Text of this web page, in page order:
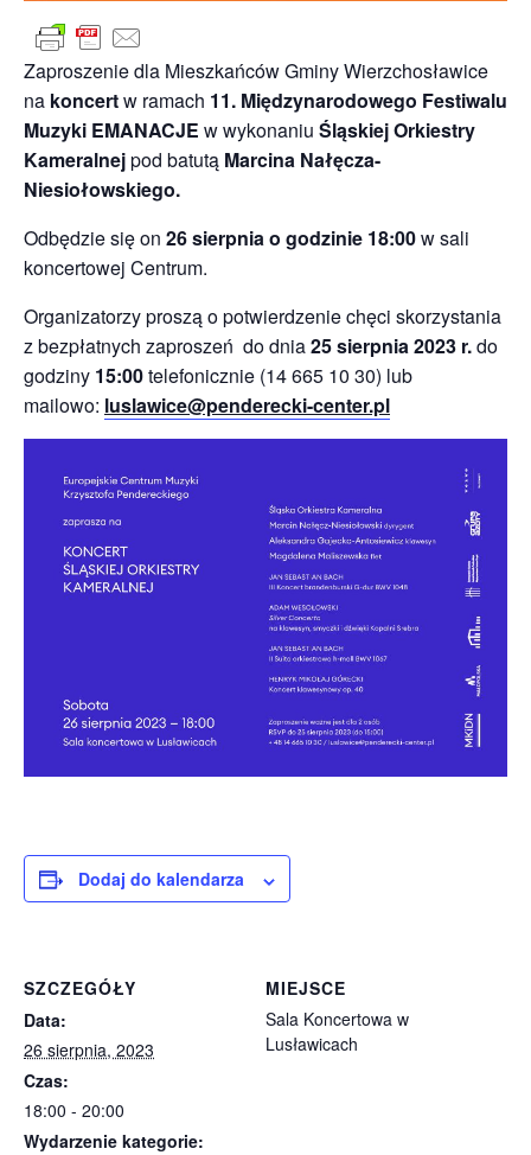
Zaproszenie dla Mieszkańców Gminy Wierzchosławice
na koncertw ramach 11. Międzynarodowego Festiwalu
Muzyki EMANACJE w wykonaniu Śląskiej Orkiestry
Kameralnejpod batutą Marcina Nałęcza-
Niesiołowskiego.
Odbędzie się on 26 sierpnia o godzinie 18:00w sali
koncertowej Centrum.
Organizatorzy proszą o potwierdzenie chęci skorzystania
z bezpłatnych zaproszeń do dnia25 sierpnia 2023 r.do
godziny 15:00telefonicznie (14 665 10 30) lub
mailowo: luslawice@penderecki-center.pl
Dodaj do kalendarza
SZCZEGÓŁY
Data:
26 sierpnia, 2023
Czas:
18:00 - 20:00
Wydarzenie kategorie:
MIEJSCE
Sala Koncertowa w
Lusławicach